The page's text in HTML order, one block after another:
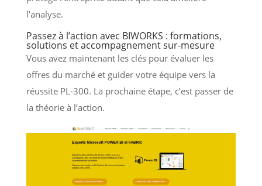
l’analyse.
Passez à l’action avec BIWORKS : formations,
solutions et accompagnement sur-mesure
Vous avez maintenant les clés pour évaluer les
offres du marché et guider votre équipe vers la
réussite PL-300. La prochaine étape, c’est passer de
la théorie à l’action.